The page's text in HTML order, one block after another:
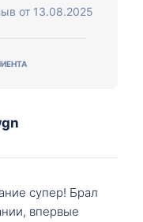
от 13.08.2025
супер! Брал
впервые